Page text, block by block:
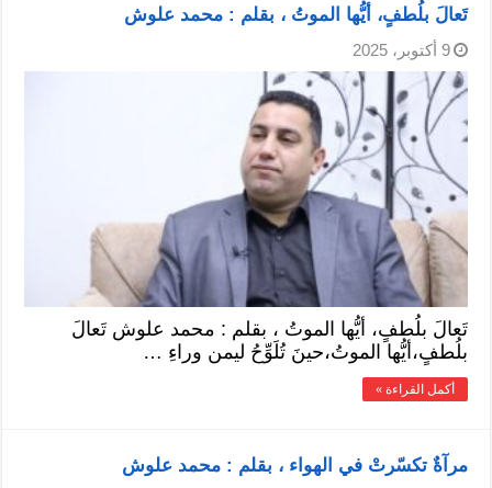
تَعالَ بلُطفٍ، أيُّها الموتُ ، بقلم : محمد علوش
9 أكتوبر، 2025
تَعالَ بلُطفٍ، أيُّها الموتُ ، بقلم : محمد علوش تَعالَ
بلُطفٍ،أيُّها الموتُ،حينَ تُلَوِّحُ ليمن وراءِ …
أكمل القراءة »
مرآةٌ تكسّرتْ في الهواء ، بقلم : محمد علوش